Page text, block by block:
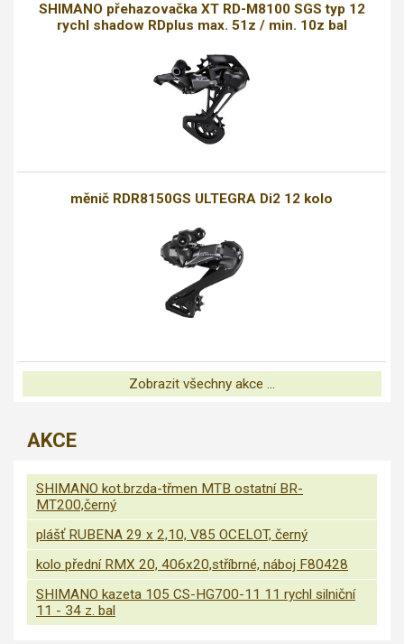
SHIMANO přehazovačka XT RD-M8100 SGS typ 12
rychl shadow RDplus max. 51z / min. 10z bal
měnič RDR8150GS ULTEGRA Di2 12 kolo
Zobrazit všechny akce ...
AKCE
SHIMANO kot.brzda-třmen MTB ostatní BR-
MT200,černý
plášť RUBENA 29 x 2,10, V85 OCELOT, černý
kolo přední RMX 20, 406x20,stříbrné, náboj F80428
SHIMANO kazeta 105 CS-HG700-11 11 rychl silniční
11 - 34 z. bal